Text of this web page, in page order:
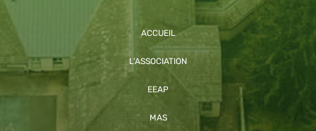
ACCUEIL
L’ASSOCIATION
EEAP
MAS